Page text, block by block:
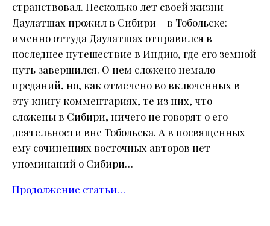
странствовал. Несколько лет своей жизни
Даулатшах прожил в Сибири – в Тобольске:
именно оттуда Даулатшах отправился в
последнее путешествие в Индию, где его земной
путь завершился. О нем сложено немало
преданий, но, как отмечено во включенных в
эту книгу комментариях, те из них, что
сложены в Сибири, ничего не говорят о его
деятельности вне Тобольска. А в посвященных
ему сочинениях восточных авторов нет
упоминаний о Сибири…
Продолжение статьи…